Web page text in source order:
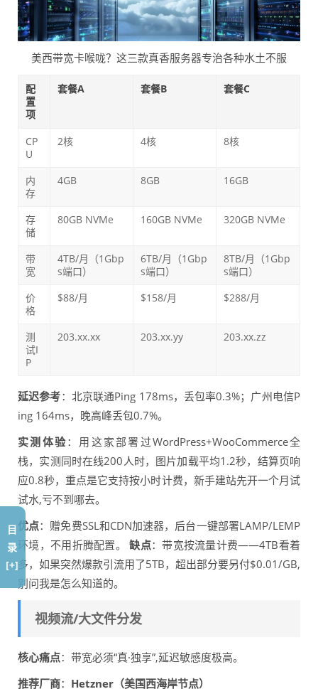
美西带宽卡喉咙？这三款真香服务器专治各种水土不服
配
置
项
套餐A 套餐B 套餐C
CP
U
2核 4核 8核
内
存
4GB 8GB 16GB
存
储
80GB NVMe 160GB NVMe 320GB NVMe
带
宽
4TB/月（1Gbp
s端口）
6TB/月（1Gbp
s端口）
8TB/月（1Gbp
s端口）
价
格
$88/月 $158/月 $288/月
测
试I
P
203.xx.xx 203.xx.yy 203.xx.zz
延迟参考：北京联通Ping 178ms，丢包率0.3%；广州电信P
ing 164ms，晚高峰丢包0.7%。
实测体验：用这家部署过WordPress+WooCommerce全
栈，实测同时在线200人时，图片加载平均1.2秒，结算页响
应0.8秒，重点是它支持按小时计费，新手建站先开一个月试
试水,亏不到哪去。
优点：赠免费SSL和CDN加速器，后台一键部署LAMP/LEMP
环境，不用折腾配置。缺点：带宽按流量计费——4TB看着
多，如果突然爆款引流用了5TB，超出部分要另付$0.01/GB,
别问我是怎么知道的。
视频流/大文件分发
核心痛点：带宽必须“真·独享”,延迟敏感度极高。
推荐厂商： Hetzner（美国西海岸节点）
目
录
[+]